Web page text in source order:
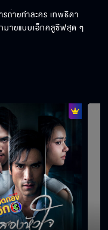
รถ่ายทำละคร เทพธิดา
มายแบบเอ็กคลูซีฟสุด ๆ